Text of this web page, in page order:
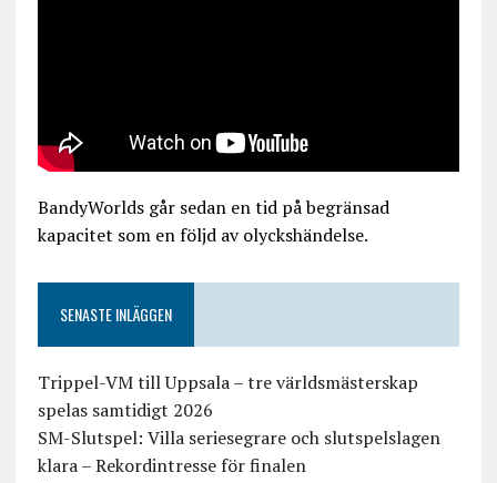
BandyWorlds går sedan en tid på begränsad
kapacitet som en följd av olyckshändelse.
SENASTE INLÄGGEN
Trippel-VM till Uppsala – tre världsmästerskap
spelas samtidigt 2026
SM-Slutspel: Villa seriesegrare och slutspelslagen
klara – Rekordintresse för finalen